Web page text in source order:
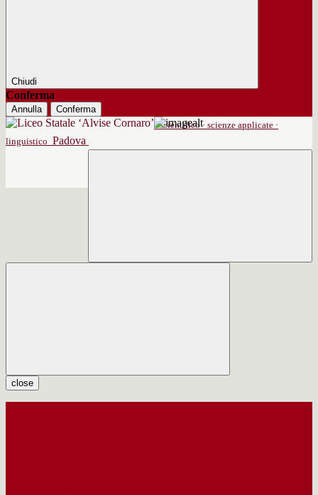
Chiudi
Conferma
Annulla
Conferma
scientifico · scienze applicate ·
linguistico Padova
close